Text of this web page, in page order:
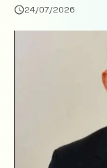
24/07/2026